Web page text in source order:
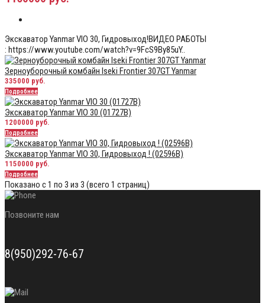
Экскаватор Yanmar VIO 30, Гидровыход!ВИДЕО РАБОТЫ
: https://www.youtube.com/watch?v=9FcS9By85uY..
Зерноуборочный комбайн Iseki Frontier 307GT Yanmar
335000 руб.
Подробнее
Экскаватор Yanmar VIO 30 (01727B)
1200000 руб.
Подробнее
Экскаватор Yanmar VIO 30, Гидровыход ! (02596В)
1150000 руб.
Подробнее
Показано с 1 по 3 из 3 (всего 1 страниц)
Позвоните нам
8(950)292-76-67